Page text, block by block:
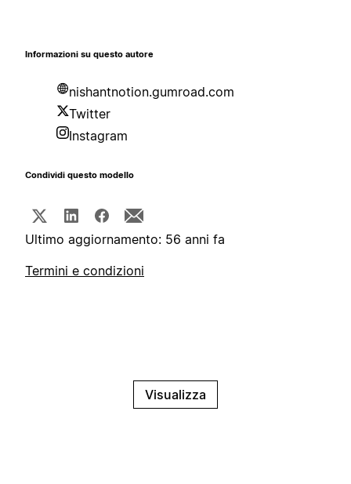
Informazioni su questo autore
nishantnotion.gumroad.com
Twitter
Instagram
Condividi questo modello
Ultimo aggiornamento: 56 anni fa
Termini e condizioni
Visualizza